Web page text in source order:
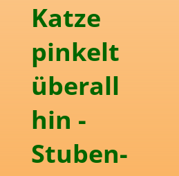
Katze
pinkelt
überall
hin -
Stuben­